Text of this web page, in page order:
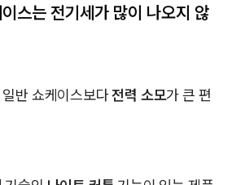
스는 전기세가 많이 나오지 않
반 쇼케이스보다전력 소모가 큰 편